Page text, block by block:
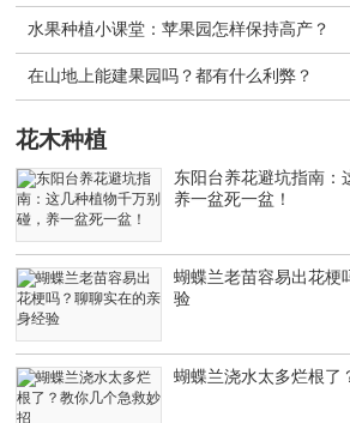
水果种植小课堂：苹果园怎样保持高产？
在山地上能建果园吗？都有什么利弊？
花木种植
东阳台养花避坑指南：
养一盆死一盆！
蝴蝶兰老苗容易出花梗
验
蝴蝶兰浇水太多烂根了